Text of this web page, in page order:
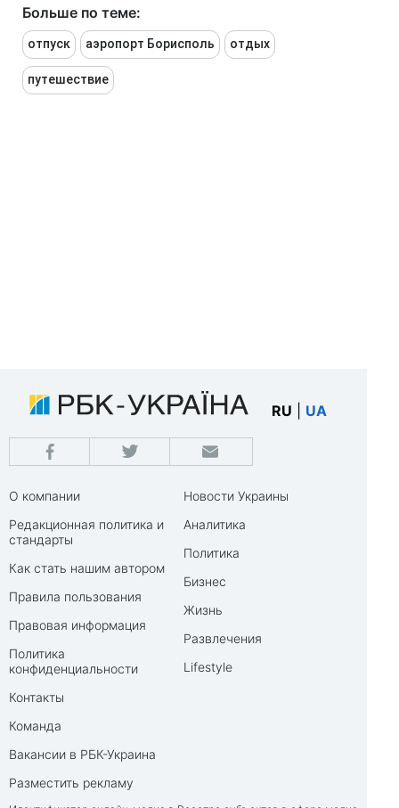
Больше по теме:
отпуск аэропорт Борисполь отдых
путешествие
RU UA
О компании
Редакционная политика и
стандарты
Как стать нашим автором
Правила пользования
Правовая информация
Политика
конфиденциальности
Контакты
Команда
Вакансии в РБК-Украина
Разместить рекламу
Новости Украины
Аналитика
Политика
Бизнес
Жизнь
Развлечения
Lifestyle